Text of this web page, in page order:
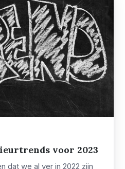
voor 2023
dat we al ver in 2022 zijn